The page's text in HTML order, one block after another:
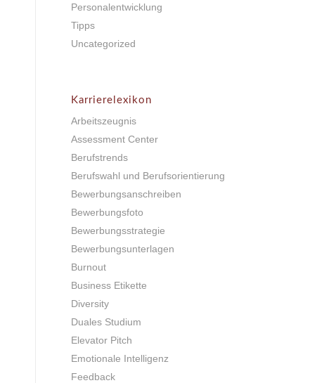
Personalentwicklung
Tipps
Uncategorized
Karrierelexikon
Arbeitszeugnis
Assessment Center
Berufstrends
Berufswahl und Berufsorientierung
Bewerbungsanschreiben
Bewerbungsfoto
Bewerbungsstrategie
Bewerbungsunterlagen
Burnout
Business Etikette
Diversity
Duales Studium
Elevator Pitch
Emotionale Intelligenz
Feedback